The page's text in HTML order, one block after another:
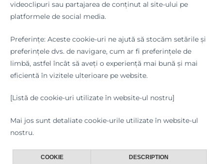
videoclipuri sau partajarea de conținut al site-ului pe
platformele de social media.
Preferințe: Aceste cookie-uri ne ajută să stocăm setările și
preferințele dvs. de navigare, cum ar fi preferințele de
limbă, astfel încât să aveți o experiență mai bună și mai
eficientă în vizitele ulterioare pe website.
[Listă de cookie-uri utilizate în website-ul nostru]
Mai jos sunt detaliate cookie-urile utilizate în website-ul
nostru.
COOKIE DESCRIPTION